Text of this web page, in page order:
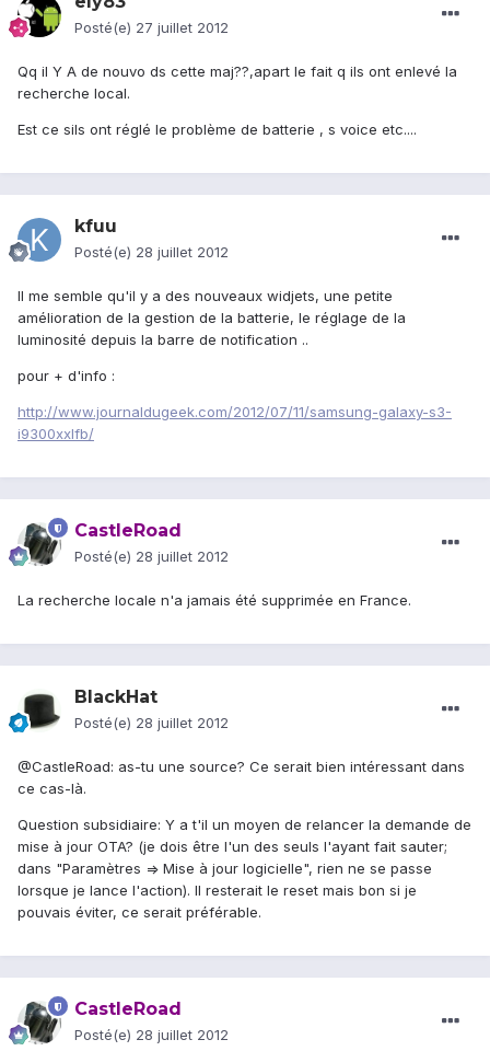
Posté(e) 27 juillet 2012
Qq il Y A de nouvo ds cette maj??,apart le fait q ils ont enlevé la
recherche local.
Est ce sils ont réglé le problème de batterie , s voice etc....
kfuu
Posté(e) 28 juillet 2012
Il me semble qu'il y a des nouveaux widjets, une petite
amélioration de la gestion de la batterie, le réglage de la
luminosité depuis la barre de notification ..
pour + d'info :
http://www.journaldugeek.com/2012/07/11/samsung-galaxy-s3-
i9300xxlfb/
CastleRoad
Posté(e) 28 juillet 2012
La recherche locale n'a jamais été supprimée en France.
BlackHat
Posté(e) 28 juillet 2012
@CastleRoad: as-tu une source? Ce serait bien intéressant dans
ce cas-là.
Question subsidiaire: Y a t'il un moyen de relancer la demande de
mise à jour OTA? (je dois être l'un des seuls l'ayant fait sauter;
dans "Paramètres => Mise à jour logicielle", rien ne se passe
lorsque je lance l'action). Il resterait le reset mais bon si je
pouvais éviter, ce serait préférable.
CastleRoad
Posté(e) 28 juillet 2012